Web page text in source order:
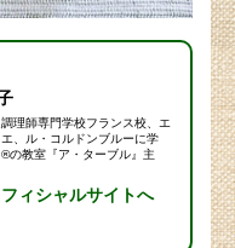
理師専門学校フランス校、エ
、ル・コルドンブルーに学
の教室『ア・ターブル』主
ィシャルサイトへ